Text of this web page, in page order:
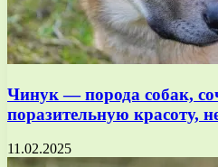
Чинук — порода собак,
поразительную красоту,
11.02.2025